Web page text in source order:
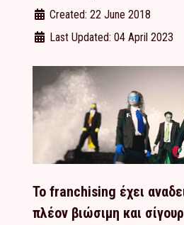
Created: 22 June 2018
Last Updated: 04 April 2023
Το franchising έχει
πλέον βιώσιμη και